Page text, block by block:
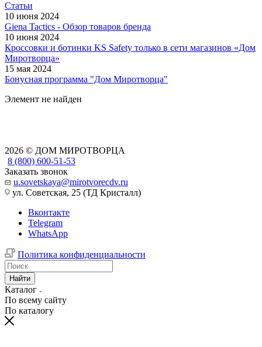
Статьи
10 июня 2024
Giena Tactics - Обзор товаров бренда
10 июня 2024
Кроссовки и ботинки KS Safety только в сети магазинов «Дом
Миротворца»
15 мая 2024
Бонусная программа "Дом Миротворца"
Элемент не найден
2026 © ДОМ МИРОТВОРЦА
8 (800) 600-51-53
Заказать звонок
u.sovetskaya@mirotvorecdv.ru
ул. Советская, 25 (ТД Кристалл)
Вконтакте
Telegram
WhatsApp
Политика конфиденциальности
Найти
Каталог
По всему сайту
По каталогу